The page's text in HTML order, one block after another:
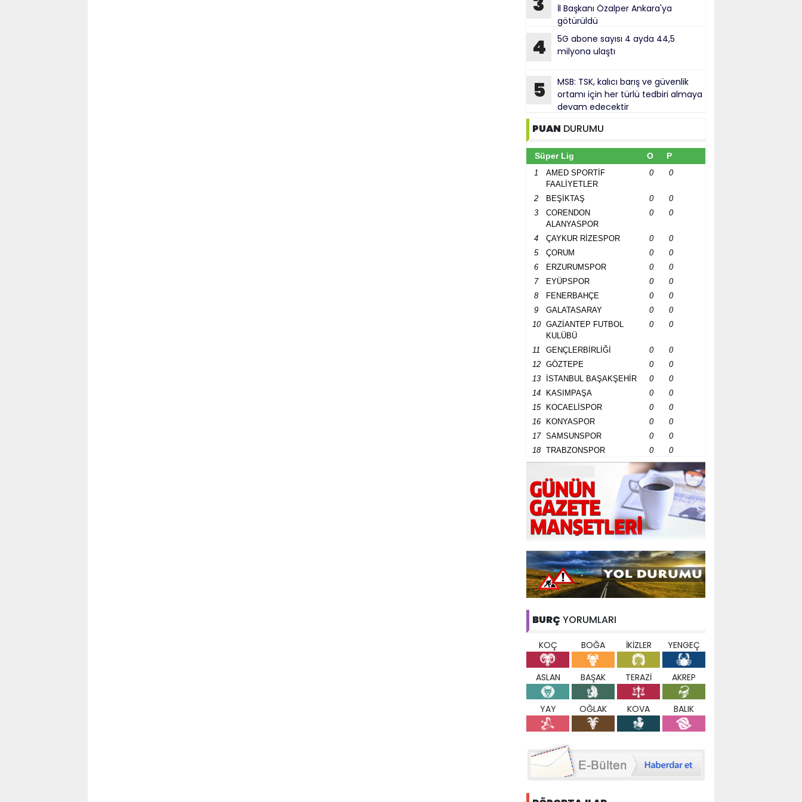
İl Başkanı Özalper Ankara'ya
götürüldü
4
5G abone sayısı 4 ayda 44,5
milyona ulaştı
5
MSB: TSK, kalıcı barış ve güvenlik
ortamı için her türlü tedbiri almaya
devam edecektir
PUAN DURUMU
Süper Lig O P
1
AMED SPORTİF
FAALİYETLER
0 0
2 BEŞİKTAŞ 0
0
3
CORENDON
ALANYASPOR
0 0
4 ÇAYKUR RİZESPOR 0
0
5
ÇORUM 0
0
6
ERZURUMSPOR 0
0
7
EYÜPSPOR 0
0
8
FENERBAHÇE 0
0
9
GALATASARAY 0
0
10
GAZİANTEP FUTBOL
KULÜBÜ
0 0
11 GENÇLERBİRLİĞİ 0
0
12
GÖZTEPE 0
0
13
İSTANBUL BAŞAKŞEHİR 0
0
14
KASIMPAŞA 0
0
15
KOCAELİSPOR 0
0
16
KONYASPOR 0
0
17
SAMSUNSPOR 0
0
18
TRABZONSPOR 0 0
BURÇ YORUMLARI
KOÇ BOĞA İKİZLER YENGEÇ
ASLAN BAŞAK TERAZİ AKREP
YAY OĞLAK KOVA BALIK